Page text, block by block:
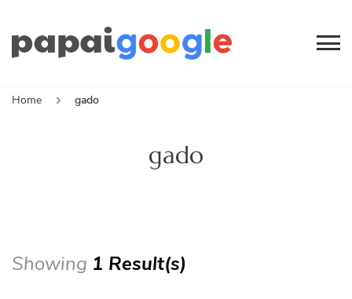
Home
gado
gado
Showing 1 Result(s)